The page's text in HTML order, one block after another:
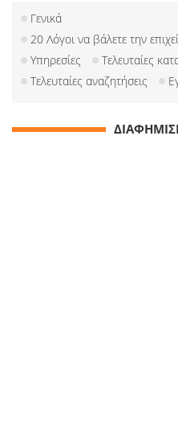
Γενικά
20 Λόγοι να βάλετε την
Υπηρεσίες
Τελευταίες
Τελευταίες αναζητήσεις